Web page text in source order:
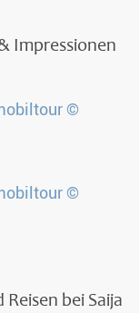
Impressionen
bei Saija